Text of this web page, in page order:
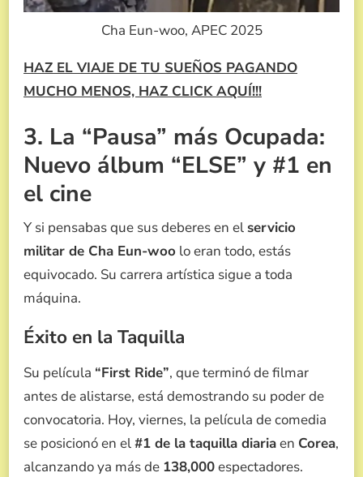
Cha Eun-woo, APEC 2025
HAZ EL VIAJE DE TU SUEÑOS PAGANDO
MUCHO MENOS, HAZ CLICK AQUÍ!!!
3. La “Pausa” más Ocupada:
Nuevo álbum “ELSE” y #1 en
el cine
Y si pensabas que sus deberes en el servicio
militar de Cha Eun-woo lo eran todo, estás
equivocado. Su carrera artística sigue a toda
máquina.
Éxito en la Taquilla
Su película “First Ride”, que terminó de filmar
antes de alistarse, está demostrando su poder de
convocatoria. Hoy, viernes, la película de comedia
se posicionó en el#1 de la taquilla diariaen Corea,
alcanzando ya más de 138,000espectadores.